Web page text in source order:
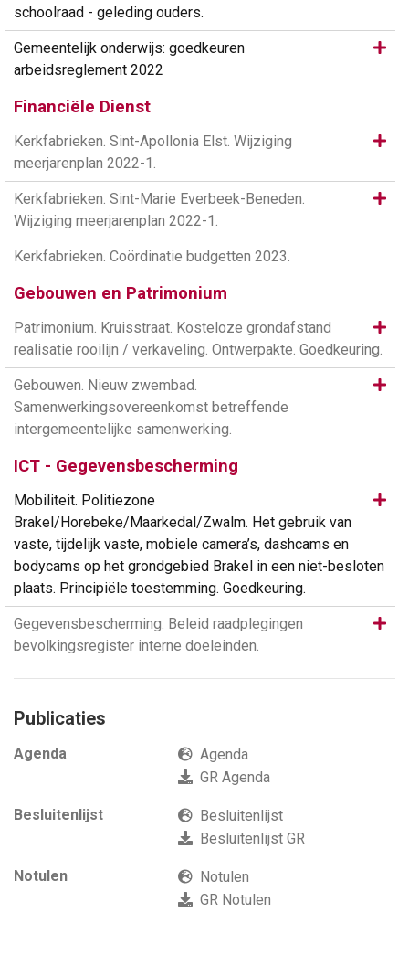
schoolraad - geleding ouders.
Gemeentelijk onderwijs: goedkeuren
arbeidsreglement 2022
Financiële Dienst
Kerkfabrieken. Sint-Apollonia Elst. Wijziging
meerjarenplan 2022-1.
Kerkfabrieken. Sint-Marie Everbeek-Beneden.
Wijziging meerjarenplan 2022-1.
Kerkfabrieken. Coördinatie budgetten 2023.
Gebouwen en Patrimonium
Patrimonium. Kruisstraat. Kosteloze grondafstand
realisatie rooilijn / verkaveling. Ontwerpakte. Goedkeuring.
Gebouwen. Nieuw zwembad.
Samenwerkingsovereenkomst betreffende
intergemeentelijke samenwerking.
ICT - Gegevensbescherming
Mobiliteit. Politiezone
Brakel/Horebeke/Maarkedal/Zwalm. Het gebruik van
vaste, tijdelijk vaste, mobiele camera’s, dashcams en
bodycams op het grondgebied Brakel in een niet-besloten
plaats. Principiële toestemming. Goedkeuring.
Gegevensbescherming. Beleid raadplegingen
bevolkingsregister interne doeleinden.
Publicaties
Agenda
Agenda
GR Agenda
Besluitenlijst
Besluitenlijst
Besluitenlijst GR
Notulen
Notulen
GR Notulen